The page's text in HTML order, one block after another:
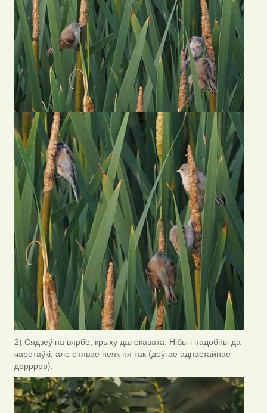
2) Сядзеў на вярбе, крыху далекавата. Нібы і падобны да
чаротаўкі, але спявае неяк ня так (доўгае аднастайнае
дрррррр).